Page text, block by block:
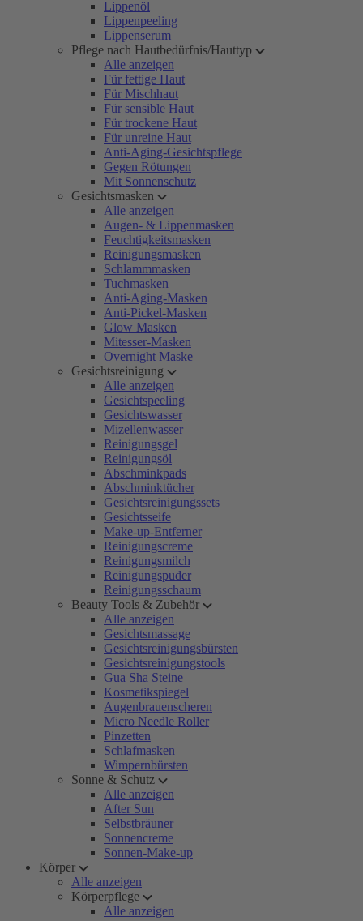
Lippenöl
Lippenpeeling
Lippenserum
Pflege nach Hautbedürfnis/Hauttyp
Alle anzeigen
Für fettige Haut
Für Mischhaut
Für sensible Haut
Für trockene Haut
Für unreine Haut
Anti-Aging-Gesichtspflege
Gegen Rötungen
Mit Sonnenschutz
Gesichtsmasken
Alle anzeigen
Augen- & Lippenmasken
Feuchtigkeitsmasken
Reinigungsmasken
Schlammmasken
Tuchmasken
Anti-Aging-Masken
Anti-Pickel-Masken
Glow Masken
Mitesser-Masken
Overnight Maske
Gesichtsreinigung
Alle anzeigen
Gesichtspeeling
Gesichtswasser
Mizellenwasser
Reinigungsgel
Reinigungsöl
Abschminkpads
Abschminktücher
Gesichtsreinigungssets
Gesichtsseife
Make-up-Entferner
Reinigungscreme
Reinigungsmilch
Reinigungspuder
Reinigungsschaum
Beauty Tools & Zubehör
Alle anzeigen
Gesichtsmassage
Gesichtsreinigungsbürsten
Gesichtsreinigungstools
Gua Sha Steine
Kosmetikspiegel
Augenbrauenscheren
Micro Needle Roller
Pinzetten
Schlafmasken
Wimpernbürsten
Sonne & Schutz
Alle anzeigen
After Sun
Selbstbräuner
Sonnencreme
Sonnen-Make-up
Körper
Alle anzeigen
Körperpflege
Alle anzeigen